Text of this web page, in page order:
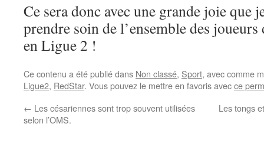
Ce sera donc avec une grande joie que
prendre soin de l’ensemble des joueurs
en Ligue 2 !
Ce contenu a été publié dans Non classé, Sport, avec comme
Ligue2, RedStar. Vous pouvez le mettre en favoris avecce
← Les césariennes sont trop souvent utilisées
selon l’OMS.
Les tongs